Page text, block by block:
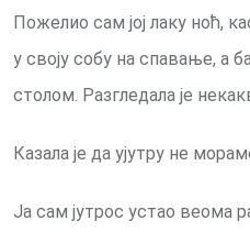
Пожелио сам јој лаку ноћ,
у своју собу на спавање, а
столом. Разгледала је
Казала је да ујутру не
Ја сам јутрос устао веома